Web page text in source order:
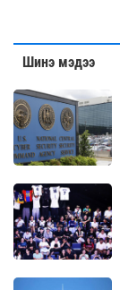
Шинэ мэдээ